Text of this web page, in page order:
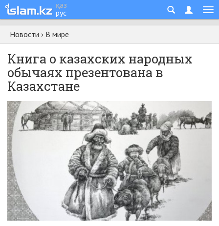
қаз
рус
Новости › В мире
Книга о казахских народных
обычаях презентована в
Казахстане